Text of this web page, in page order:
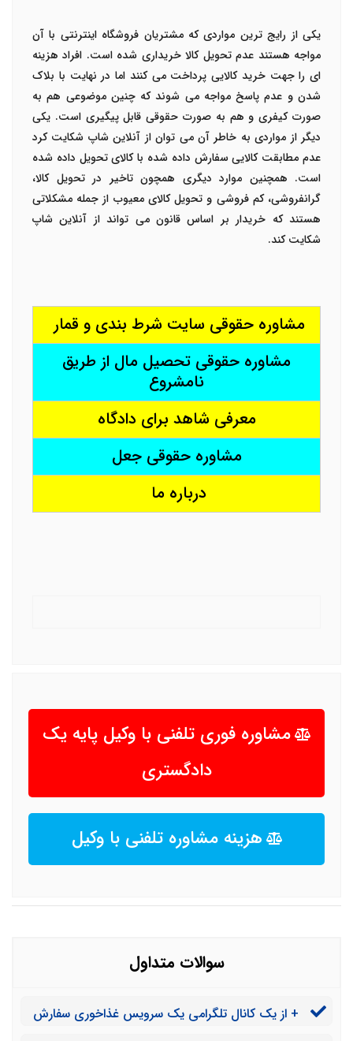
یکی از رایج ترین مواردی که مشتریان فروشگاه اینترنتی با آن
مواجه هستند عدم تحویل کالا خریداری شده است. افراد هزینه
ای را جهت خرید کالایی پرداخت می کنند اما در نهایت با بلاک
شدن و عدم پاسخ مواجه می شوند که چنین موضوعی هم به
صورت کیفری و هم به صورت حقوقی قابل پیگیری است. یکی
دیگر از مواردی به خاطر آن می توان از آنلاین شاپ شکایت کرد
عدم مطابقت کالایی سفارش داده شده با کالای تحویل داده شده
است. همچنین موارد دیگری همچون تاخیر در تحویل کالا،
گرانفروشی، کم فروشی و تحویل کالای معیوب از جمله مشکلاتی
هستند که خریدار بر اساس قانون می تواند از آنلاین شاپ
شکایت کند.
مشاوره حقوقی سایت شرط بندی و قمار
مشاوره حقوقی تحصیل مال از طریق
نامشروع
معرفی شاهد برای دادگاه
مشاوره حقوقی جعل
درباره ما
مشاوره فوری تلفنی با وکیل پایه یک
دادگستری
هزینه مشاوره تلفنی با وکیل
سوالات متداول
+ از یک کانال تلگرامی یک سرویس غذاخوری سفارش